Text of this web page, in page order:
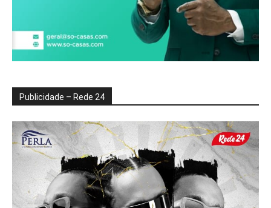
Publicidade – Rede 24